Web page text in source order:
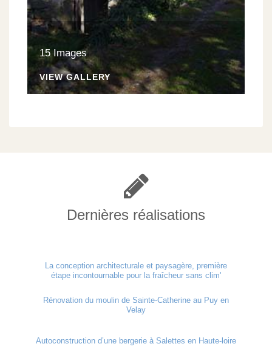
15 Images
VIEW GALLERY
Dernières réalisations
La conception architecturale et paysagère, première
étape incontournable pour la fraîcheur sans clim'
Rénovation du moulin de Sainte-Catherine au Puy en
Velay
Autoconstruction d’une bergerie à Salettes en Haute-loire